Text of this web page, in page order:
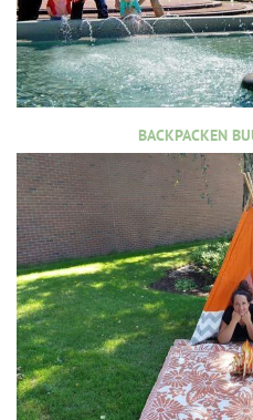
BACKPACKEN